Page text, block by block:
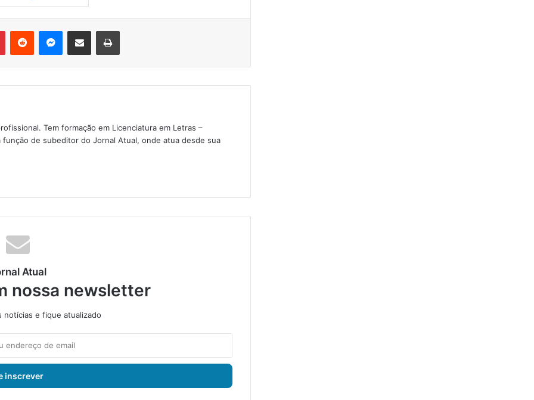
Tem formação em Licenciatura em Letras –
função de subeditor do Jornal Atual, onde atua desde sua
Atual
nossa newsletter
notícias e fique atualizado